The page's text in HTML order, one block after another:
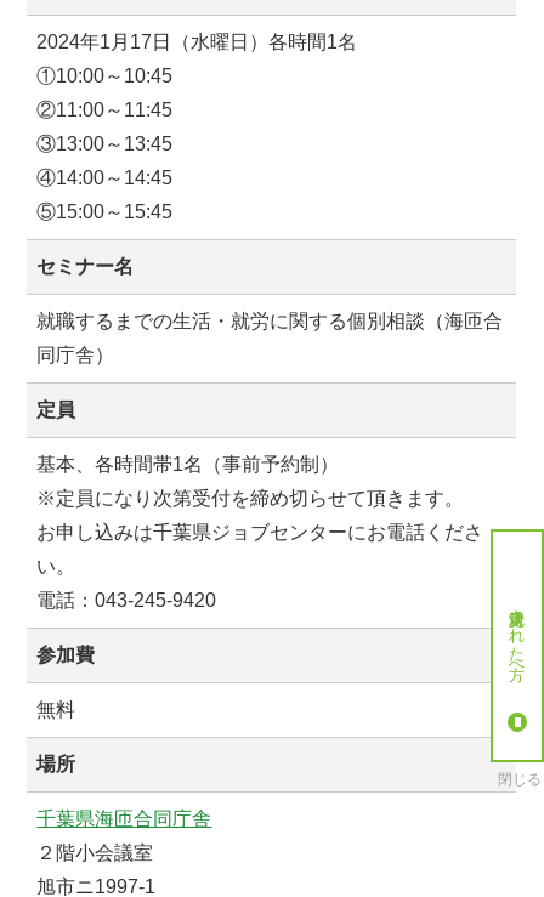
2024年1月17日（水曜日）各時間1名
①10:00～10:45
②11:00～11:45
③13:00～13:45
④14:00～14:45
⑤15:00～15:45
セミナー名
就職するまでの生活・就労に関する個別相談（海匝合
同庁舎）
定員
基本、各時間帯1名（事前予約制）
※定員になり次第受付を締め切らせて頂きます。
お申し込みは千葉県ジョブセンターにお電話くださ
い。
電話：043-245-9420
参加費
無料
場所
千葉県海匝合同庁舎
２階小会議室
旭市ニ1997-1
就労決定された方へ
閉じる